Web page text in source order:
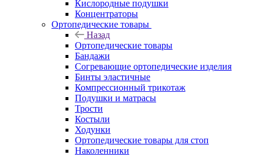
Кислородные подушки
Концентраторы
Ортопедические товары
Назад
Ортопедические товары
Бандажи
Согревающие ортопедические изделия
Бинты эластичные
Компрессионный трикотаж
Подушки и матрасы
Трости
Костыли
Ходунки
Ортопедические товары для стоп
Наколенники